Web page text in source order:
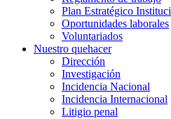
Plan Estratégico
Oportunidades laborales
Voluntariados
Nuestro quehacer
Dirección
Investigación
Incidencia Nacional
Incidencia Internacional
Litigio penal